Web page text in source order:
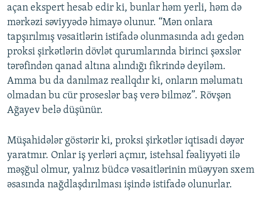
açan ekspert hesab edir ki, bunlar həm yerli, həm də
mərkəzi səviyyədə himayə olunur. “Mən onlara
tapşırılmış vəsaitlərin istifadə olunmasında adı gedən
proksi şirkətlərin dövlət qurumlarında birinci şəxslər
tərəfindən qanad altına alındığı fikrində deyiləm.
Amma bu da danılmaz reallqdır ki, onların məlumatı
olmadan bu cür proseslər baş verə bilməz”. Rövşən
Ağayev belə düşünür.
Müşahidələr göstərir ki, proksi şirkətlər iqtisadi dəyər
yaratmır. Onlar iş yerləri açmır, istehsal fəaliyyəti ilə
məşğul olmur, yalnız büdcə vəsaitlərinin müəyyən sxem
əsasında nağdlaşdırılması işində istifadə olunurlar.